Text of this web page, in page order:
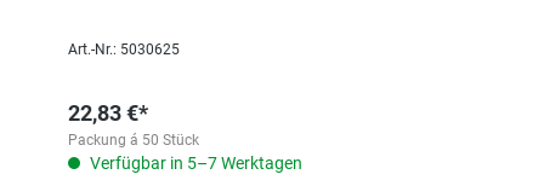
Art.-Nr.: 5030625
22,83 €*
Packung á 50 Stück
Verfügbar in 5–7 Werktagen